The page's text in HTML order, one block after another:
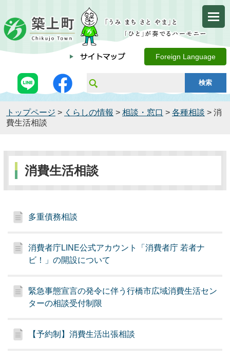
Foreign Language
トップページ > くらしの情報 > 相談・窓口 > 各種相談 > 消
費生活相談
消費生活相談
多重債務相談
消費者庁LINE公式アカウント「消費者庁 若者ナ
ビ！」の開設について
緊急事態宣言の発令に伴う行橋市広域消費生活セン
ターの相談受付制限
【予約制】消費生活出張相談